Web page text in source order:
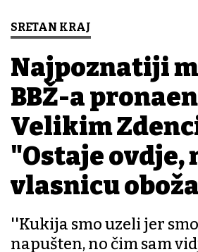
SRETAN KRAJ
Najpoznatiji
BBŽ-a
Velikim
"Ostaje ovdje,
vlasnicu
''Kukija smo uzeli jer
napušten, no čim sam